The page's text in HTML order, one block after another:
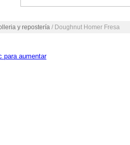
y repostería / Doughnut Homer Fresa